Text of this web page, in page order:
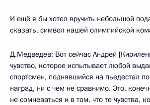
И ещё я бы хотел вручить небольшой
сказать, символ нашей олимпийской
Д.Медведев: Вот сейчас Андрей
чувство, которое испытывает любой
спортсмен, поднявшийся на пьедестал
наград, ни с чем не сравнимо. Это,
не сомневаться и в том, что те чувства,